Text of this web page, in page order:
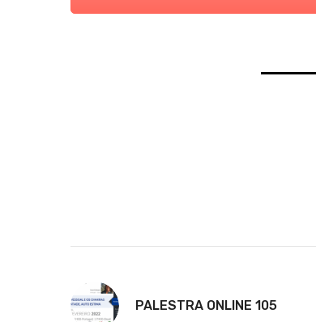
PALESTRA ONLINE 105